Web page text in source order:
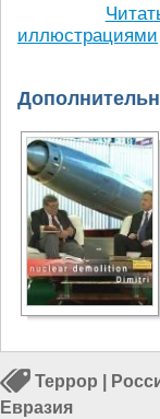
иллюстрациями
Террор
Евразия